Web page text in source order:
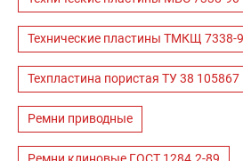
Технические пластины ТМКЩ 7338-
Техпластина пористая ТУ 38 105867
Ремни приводные